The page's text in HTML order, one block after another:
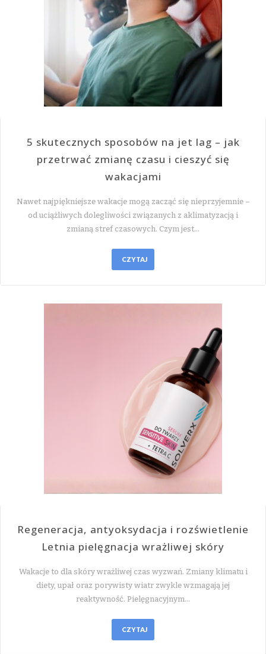
5 skutecznych sposobów na jet lag – jak
przetrwać zmianę czasu i cieszyć się
wakacjami
Nawet najpiękniejsze wakacje mogą zacząć się nieprzyjemnie –
od uciążliwych dolegliwości związanych z aklimatyzacją i
zmianą stref czasowych. Czym jest…
CZYTAJ
Regeneracja, antyoksydacja i rozświetlenie
Letnia pielęgnacja wrażliwej skóry
Wakacje to dla skóry wrażliwej czas wyzwań. Zmiany klimatu i
diety, upał oraz porywisty wiatr zwykle wzmagają jej
reaktywność. Pielęgnacyjnym…
CZYTAJ